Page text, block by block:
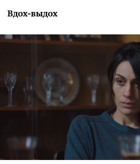
Вдох-выдох